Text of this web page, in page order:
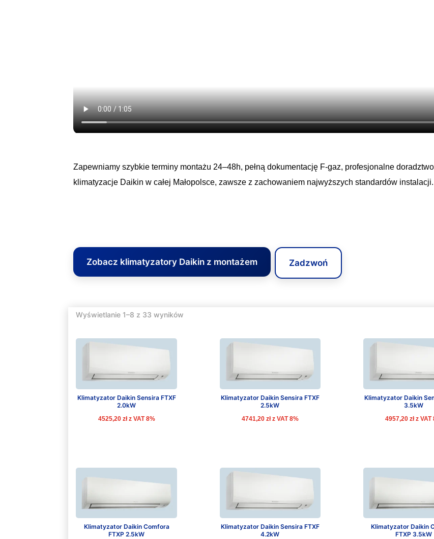
Zapewniamy szybkie terminy montażu 24–48h, pełną dokumentację F‑gaz, profesjonalne
klimatyzacje Daikin w całej Małopolsce, zawsze z zachowaniem najwyższych standardów instalacji.
Zobacz klimatyzatory Daikin z montażem Zadzwoń
Wyświetlanie 1–8 z 33 wyników
Klimatyzator Daikin Sensira FTXF
2.0kW
4525,20 zł z VAT 8%
Klimatyzator Daikin Sensira FTXF
2.5kW
4741,20 zł z VAT 8%
Klimatyzator Daikin
3.5kW
4957,20zł z VAT
Klimatyzator Daikin Comfora
FTXP 2.5kW
Klimatyzator Daikin Sensira FTXF
4.2kW
Klimatyzator Daikin
FTXP 3.5kW